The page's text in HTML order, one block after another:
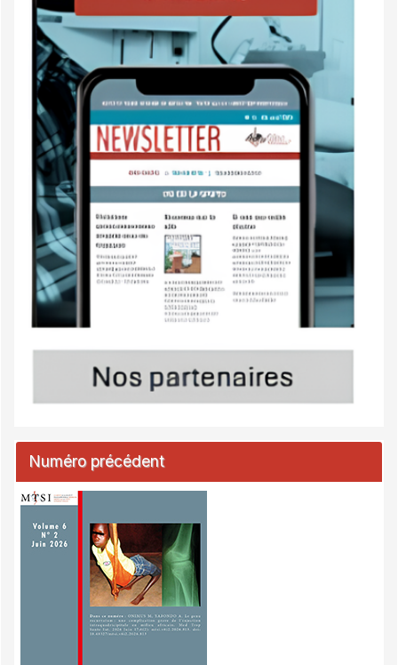
Numéro précédent